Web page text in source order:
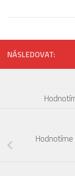
NÁSLEDOVAT:
Hodnotíme